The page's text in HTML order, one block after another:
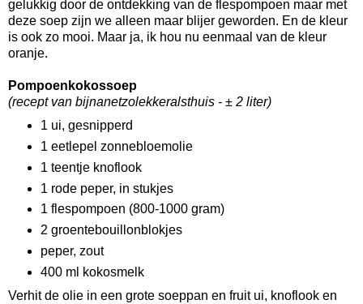
gelukkig door de ontdekking van de flespompoen maar met
deze soep zijn we alleen maar blijer geworden. En de kleur
is ook zo mooi. Maar ja, ik hou nu eenmaal van de kleur
oranje.
Pompoenkokossoep
(recept van bijnanetzolekkeralsthuis - ± 2 liter)
1 ui, gesnipperd
1 eetlepel zonnebloemolie
1 teentje knoflook
1 rode peper, in stukjes
1 flespompoen (800-1000 gram)
2 groentebouillonblokjes
peper, zout
400 ml kokosmelk
Verhit de olie in een grote soeppan en fruit ui, knoflook en